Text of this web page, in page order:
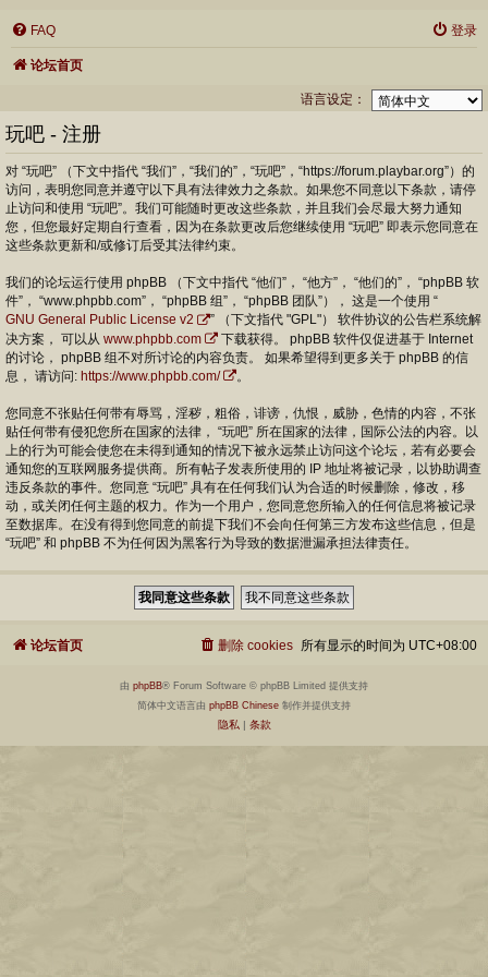
FAQ 登录
论坛首页
语言设定：
玩吧 - 注册
对 “玩吧” （下文中指代 “我们”，“我们的”，“玩吧”，“https://forum.playbar.org”）的
访问，表明您同意并遵守以下具有法律效力之条款。如果您不同意以下条款，请停
止访问和使用 “玩吧”。我们可能随时更改这些条款，并且我们会尽最大努力通知
您，但您最好定期自行查看，因为在条款更改后您继续使用 “玩吧” 即表示您同意在
这些条款更新和/或修订后受其法律约束。
我们的论坛运行使用 phpBB （下文中指代 “他们”， “他方”， “他们的”， “phpBB 软
件”， “www.phpbb.com”， “phpBB 组”， “phpBB 团队”）， 这是一个使用 “
GNU General Public License v2
” （下文指代 "GPL"） 软件协议的公告栏系统解
决方案， 可以从 www.phpbb.com
下载获得。 phpBB 软件仅促进基于 Internet
的讨论， phpBB 组不对所讨论的内容负责。 如果希望得到更多关于 phpBB 的信
息， 请访问: https://www.phpbb.com/ 。
您同意不张贴任何带有辱骂，淫秽，粗俗，诽谤，仇恨，威胁，色情的内容，不张
贴任何带有侵犯您所在国家的法律， “玩吧” 所在国家的法律，国际公法的内容。以
上的行为可能会使您在未得到通知的情况下被永远禁止访问这个论坛，若有必要会
通知您的互联网服务提供商。所有帖子发表所使用的 IP 地址将被记录，以协助调查
违反条款的事件。您同意 “玩吧” 具有在任何我们认为合适的时候删除，修改，移
动，或关闭任何主题的权力。作为一个用户，您同意您所输入的任何信息将被记录
至数据库。在没有得到您同意的前提下我们不会向任何第三方发布这些信息，但是
“玩吧” 和 phpBB 不为任何因为黑客行为导致的数据泄漏承担法律责任。
论坛首页 所有显示的时间为 UTC+08:00
删除 cookies
由 phpBB® Forum Software © phpBB Limited 提供支持
简体中文语言由 phpBB Chinese 制作并提供支持
隐私| 条款